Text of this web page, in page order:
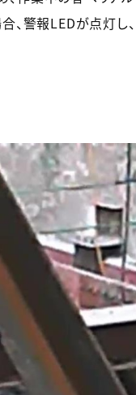
、警報LEDが点灯し、